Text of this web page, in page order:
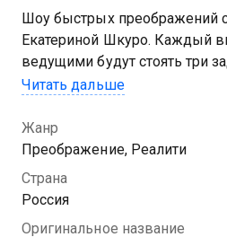
Шоу быстрых преображений
Екатериной Шкуро. Каждый
ведущими будут стоять три
для героя с нестандартной
человеку с ярким внешним
стиля. Над волосами и
команда профессионалов, а
уйдет не более 7 минут.
Читать дальше
Жанр
Преображение, Реалити
Страна
Россия
Оригинальное название